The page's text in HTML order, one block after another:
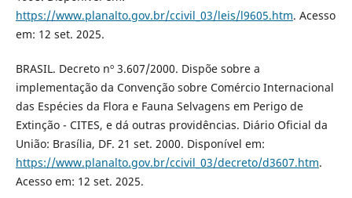
https://www.planalto.gov.br/ccivil_03/leis/l9605.htm. Acesso
em: 12 set. 2025.
BRASIL. Decreto nº 3.607/2000. Dispõe sobre a
implementação da Convenção sobre Comércio Internacional
das Espécies da Flora e Fauna Selvagens em Perigo de
Extinção - CITES, e dá outras providências. Diário Oficial da
União: Brasília, DF. 21 set. 2000. Disponível em:
https://www.planalto.gov.br/ccivil_03/decreto/d3607.htm.
Acesso em: 12 set. 2025.